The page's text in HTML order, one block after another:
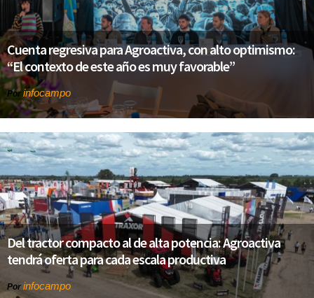
Cuenta regresiva para Agroactiva, con alto optimismo:
“El contexto de este año es muy favorable”
Por infocampo
Del tractor compacto al de alta potencia: Agroactiva
tendrá oferta para cada escala productiva
Por infocampo